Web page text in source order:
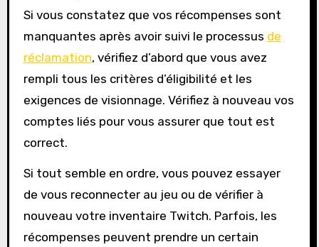
Si vous constatez que vos récompenses sont
manquantes après avoir suivi le processus de
réclamation, vérifiez d’abord que vous avez
rempli tous les critères d’éligibilité et les
exigences de visionnage. Vérifiez à nouveau vos
comptes liés pour vous assurer que tout est
correct.
Si tout semble en ordre, vous pouvez essayer
de vous reconnecter au jeu ou de vérifier à
nouveau votre inventaire Twitch. Parfois, les
récompenses peuvent prendre un certain